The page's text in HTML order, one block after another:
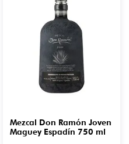
Mezcal Don Ramón Joven
Maguey Espadín 750 ml